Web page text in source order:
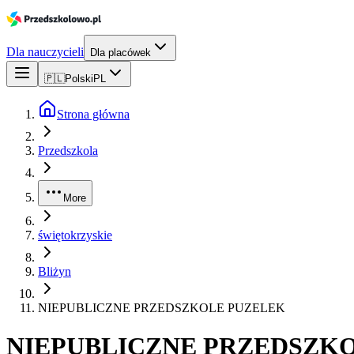
Dla nauczycieli Dla placówek
🇵🇱Polski PL
Strona główna
Przedszkola
More
świętokrzyskie
Bliżyn
NIEPUBLICZNE PRZEDSZKOLE PUZELEK
NIEPUBLICZNE